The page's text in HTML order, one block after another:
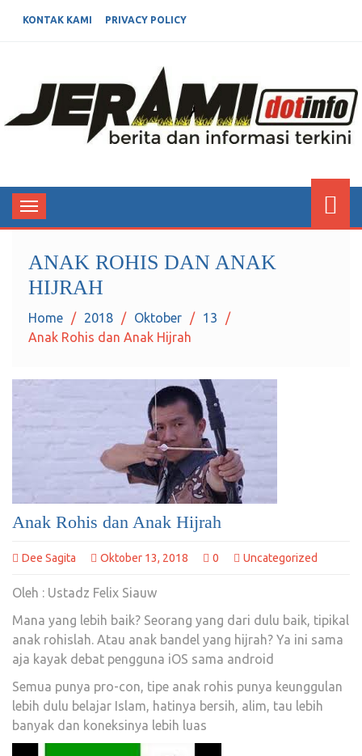
KONTAK KAMI PRIVACY POLICY
JERAMIDOTINFO
Toggle
navigation
ANAK ROHIS DAN ANAK
HIJRAH
Home 2018 Oktober
13
Anak Rohis dan Anak Hijrah
Anak Rohis dan Anak Hijrah
Dee Sagita Oktober 13, 2018 0 Uncategorized
Oleh : Ustadz Felix Siauw
Mana yang lebih baik? Seorang yang dari dulu baik, tipikal
anak rohislah. Atau anak bandel yang hijrah? Ya ini sama
aja kayak debat pengguna iOS sama android
Semua punya pro-con, tipe anak rohis punya keunggulan
lebih dulu belajar Islam, hatinya bersih, alim, tau lebih
banyak dan koneksinya lebih luas